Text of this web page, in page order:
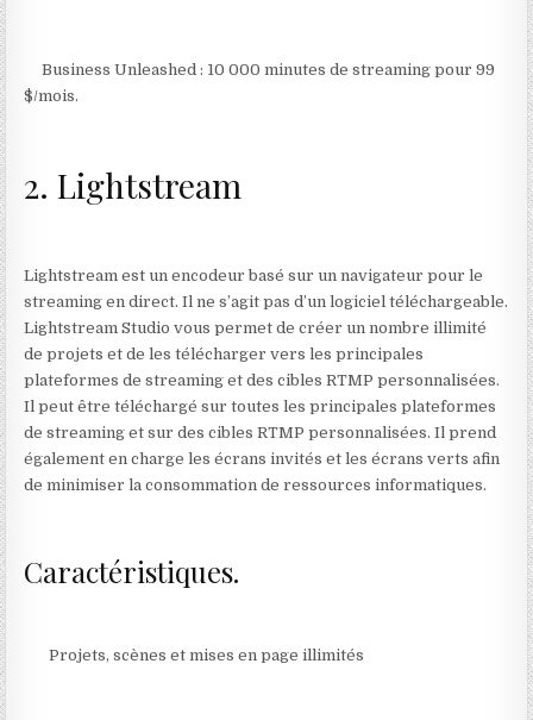
Business Unleashed : 10 000 minutes de streaming pour 99
$/mois.
2. Lightstream
Lightstream est un encodeur basé sur un navigateur pour le
streaming en direct. Il ne s’agit pas d’un logiciel téléchargeable.
Lightstream Studio vous permet de créer un nombre illimité
de projets et de les télécharger vers les principales
plateformes de streaming et des cibles RTMP personnalisées.
Il peut être téléchargé sur toutes les principales plateformes
de streaming et sur des cibles RTMP personnalisées. Il prend
également en charge les écrans invités et les écrans verts afin
de minimiser la consommation de ressources informatiques.
Caractéristiques.
Projets, scènes et mises en page illimités